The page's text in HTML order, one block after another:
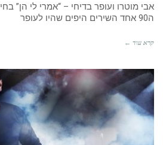
אבי מוטרו ועופר בדיחי – “אמרי לי הן”
ה90 אחד השירים היפים שהיו לעופר
קרא עוד ←